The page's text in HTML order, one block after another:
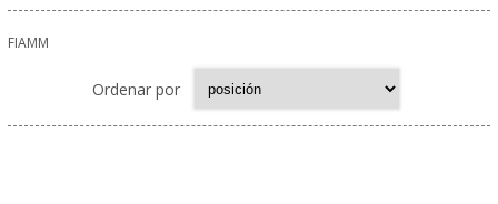
FIAMM
Ordenar por